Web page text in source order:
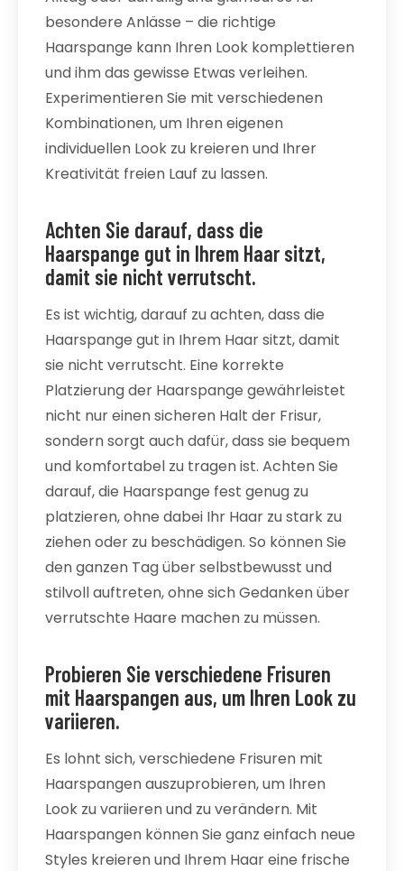
besondere Anlässe – die richtige
Haarspange kann Ihren Look komplettieren
und ihm das gewisse Etwas verleihen.
Experimentieren Sie mit verschiedenen
Kombinationen, um Ihren eigenen
individuellen Look zu kreieren und Ihrer
Kreativität freien Lauf zu lassen.
Achten Sie darauf, dass die
Haarspange gut in Ihrem Haar sitzt,
damit sie nicht verrutscht.
Es ist wichtig, darauf zu achten, dass die
Haarspange gut in Ihrem Haar sitzt, damit
sie nicht verrutscht. Eine korrekte
Platzierung der Haarspange gewährleistet
nicht nur einen sicheren Halt der Frisur,
sondern sorgt auch dafür, dass sie bequem
und komfortabel zu tragen ist. Achten Sie
darauf, die Haarspange fest genug zu
platzieren, ohne dabei Ihr Haar zu stark zu
ziehen oder zu beschädigen. So können Sie
den ganzen Tag über selbstbewusst und
stilvoll auftreten, ohne sich Gedanken über
verrutschte Haare machen zu müssen.
Probieren Sie verschiedene Frisuren
mit Haarspangen aus, um Ihren Look zu
variieren.
Es lohnt sich, verschiedene Frisuren mit
Haarspangen auszuprobieren, um Ihren
Look zu variieren und zu verändern. Mit
Haarspangen können Sie ganz einfach neue
Styles kreieren und Ihrem Haar eine frische